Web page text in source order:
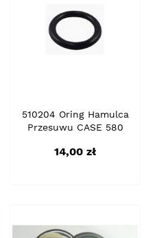
510204 Oring Hamulca
Przesuwu CASE 580
Cena
14,00 zł